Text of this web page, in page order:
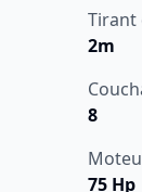
Tirant
2m
8
75 Hp